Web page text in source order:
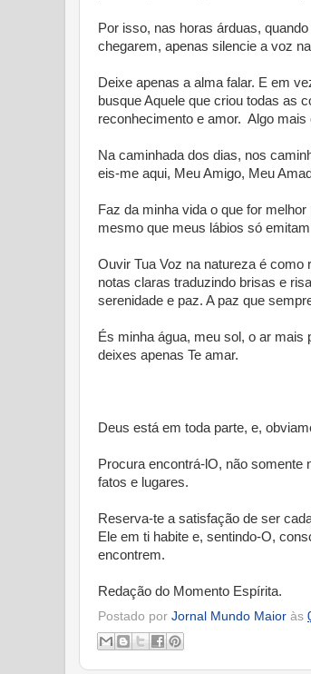
Por isso, nas horas árduas,
chegarem, apenas silencie a voz
Deixe apenas a alma falar. E em
busque Aquele que criou todas as
reconhecimento e amor. Algo
Na caminhada dos dias, nos
eis-me aqui, Meu Amigo, Meu
Faz da minha vida o que for
mesmo que meus lábios só
Ouvir Tua Voz na natureza é como
notas claras traduzindo brisas e
serenidade e paz. A paz que
És minha água, meu sol, o ar mais
deixes apenas Te amar.
* *
Deus está em toda parte, e,
Procura encontrá-lO, não
fatos e lugares.
Reserva-te a satisfação de ser
Ele em ti habite e, sentindo-O,
encontrem.
Redação do Momento Espírita.
Postado por Jornal Mundo Maior às